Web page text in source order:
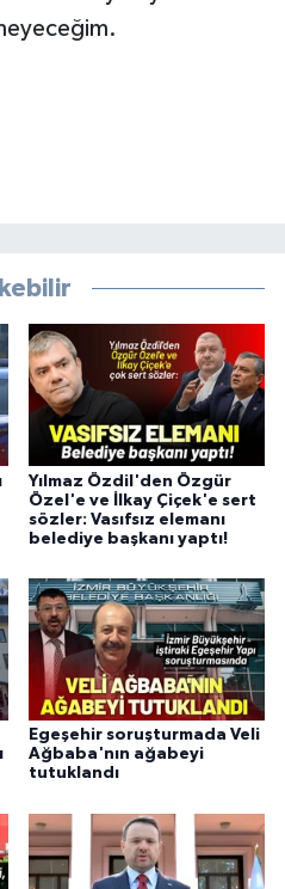
Yılmaz Özdil'den Özgür
Özel'e ve İlkay Çiçek'e sert
sözler: Vasıfsız elemanı
belediye başkanı yaptı!
Egeşehir soruşturmada Veli
Ağbaba'nın ağabeyi
tutuklandı